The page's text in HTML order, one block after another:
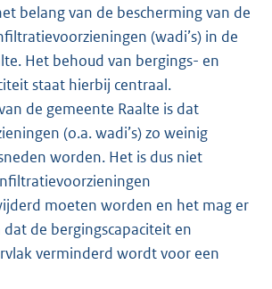
belang van de bescherming van de
(wadi’s) in de
Het behoud van bergings- en
staat hierbij centraal.
de gemeente Raalte is dat
(o.a. wadi’s) zo weinig
worden. Het is dus niet
moeten worden en het mag er
de bergingscapaciteit en
verminderd wordt voor een